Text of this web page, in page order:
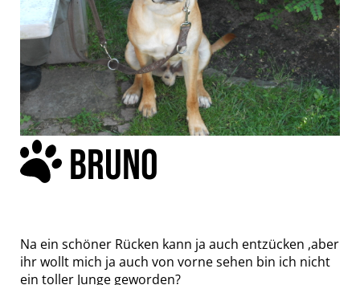
BRUNO
Na ein schöner Rücken kann ja auch entzücken ,aber
ihr wollt mich ja auch von vorne sehen bin ich nicht
ein toller Junge geworden?